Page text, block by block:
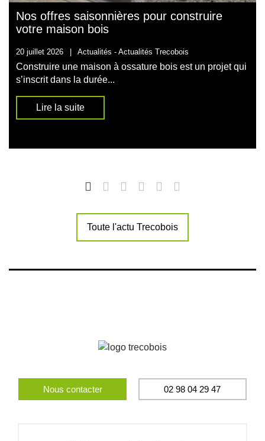
Nos offres saisonnières pour construire
votre maison bois
20 juillet 2026 Actualités - Actualités Trecobois
Construire une maison à ossature bois est un projet qui
s’inscrit dans la durée...
Lire la suite
Toute l'actu Trecobois
Nous contacter 02 98 04 29 47